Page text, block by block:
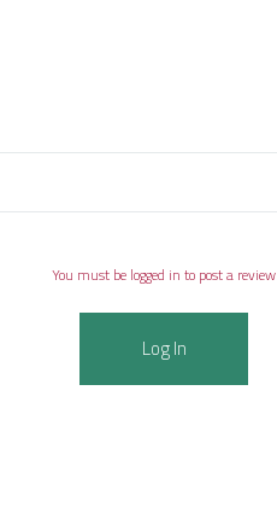
You must be logged in to post a review
Log In